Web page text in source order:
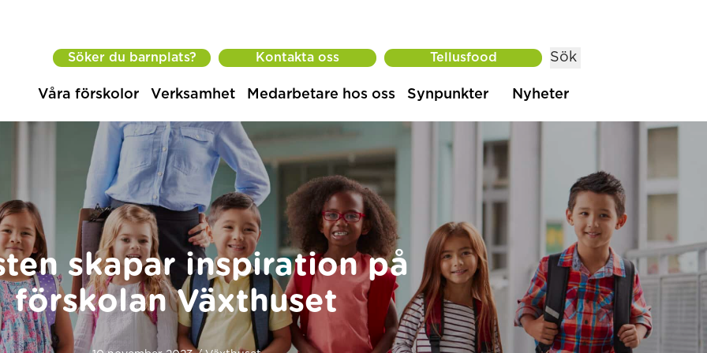
Söker du barnplats? Kontakta oss Tellusfood Sök
Våra förskolor Verksamhet Medarbetare hos oss Synpunkter Nyheter
skapar inspiration på
förskolan Växthuset